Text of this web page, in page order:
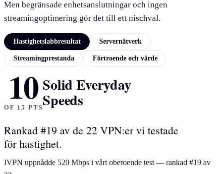
Men begränsade enhetsanslutningar och ingen
streamingoptimering gör det till ett nischval.
Hastighetslabbresultat Servernätverk
Streamingprestanda Förtroende och värde
HASTIGHETSLABBRESULTAT
10
OF 15 PTS
Solid Everyday
Speeds
Rankad #19 av de 22 VPN:er vi testade
för hastighet.
IVPN uppnådde 520 Mbps i vårt oberoende test — rankad #19 av